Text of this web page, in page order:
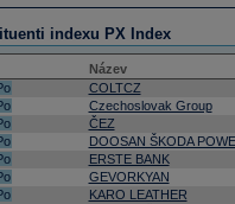
indexu PX Index
Název
COLTCZ
Czechoslovak Group
ČEZ
DOOSAN ŠKODA
ERSTE BANK
GEVORKYAN
KARO LEATHER